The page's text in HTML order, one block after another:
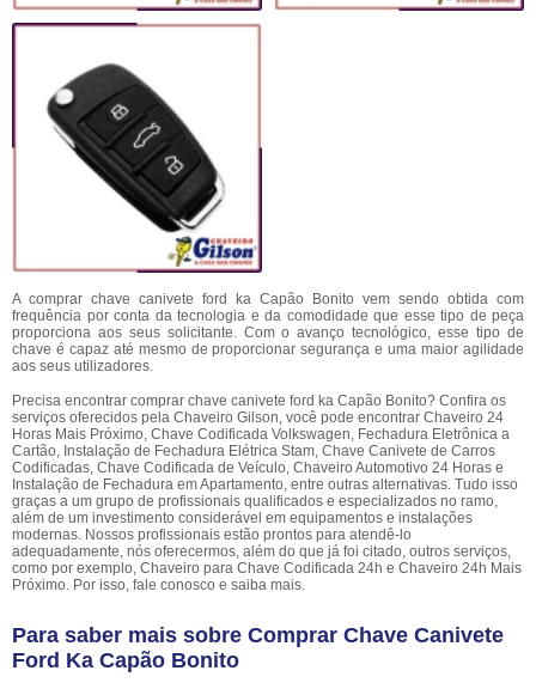
A comprar chave canivete ford ka Capão Bonito vem sendo obtida com
frequência por conta da tecnologia e da comodidade que esse tipo de peça
proporciona aos seus solicitante. Com o avanço tecnológico, esse tipo de
chave é capaz até mesmo de proporcionar segurança e uma maior agilidade
aos seus utilizadores.
Precisa encontrar comprar chave canivete ford ka Capão Bonito? Confira os
serviços oferecidos pela Chaveiro Gilson, você pode encontrar Chaveiro 24
Horas Mais Próximo, Chave Codificada Volkswagen, Fechadura Eletrônica a
Cartão, Instalação de Fechadura Elétrica Stam, Chave Canivete de Carros
Codificadas, Chave Codificada de Veículo, Chaveiro Automotivo 24 Horas e
Instalação de Fechadura em Apartamento, entre outras alternativas. Tudo isso
graças a um grupo de profissionais qualificados e especializados no ramo,
além de um investimento considerável em equipamentos e instalações
modernas. Nossos profissionais estão prontos para atendê-lo
adequadamente, nós oferecermos, além do que já foi citado, outros serviços,
como por exemplo, Chaveiro para Chave Codificada 24h e Chaveiro 24h Mais
Próximo. Por isso, fale conosco e saiba mais.
Para saber mais sobre Comprar Chave Canivete
Ford Ka Capão Bonito